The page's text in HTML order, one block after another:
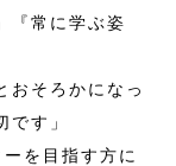
『常に学ぶ姿
おそろかになっ
です」
を目指す方に